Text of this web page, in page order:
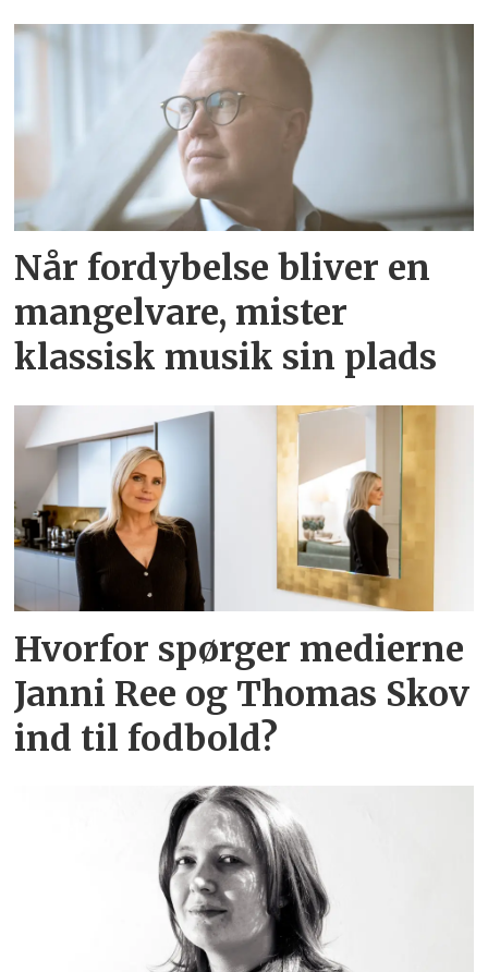
Når fordybelse bliver en
mangelvare, mister
klassisk musik sin plads
Hvorfor spørger medierne
Janni Ree og Thomas Skov
ind til fodbold?